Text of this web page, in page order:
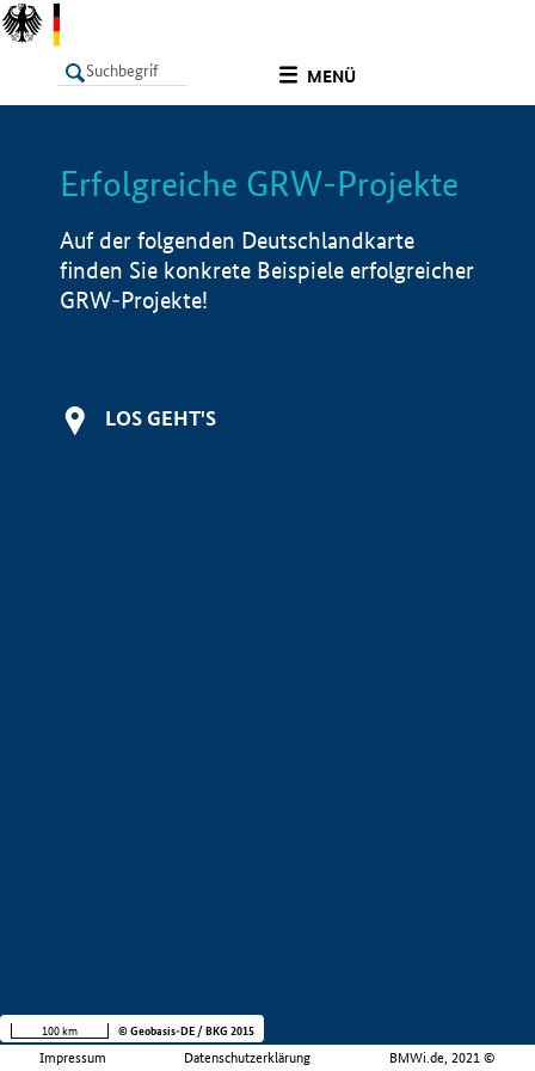
MENÜ
LISTE Info
Erfolgreiche GRW-Projekte
Auf der folgenden Deutschlandkarte
finden Sie konkrete Beispiele erfolgreicher
GRW-Projekte!
LOS GEHT'S
Impressum Datenschutzerklärung BMWi.de, 2021 ©
100 km © Geobasis-DE / BKG 2015